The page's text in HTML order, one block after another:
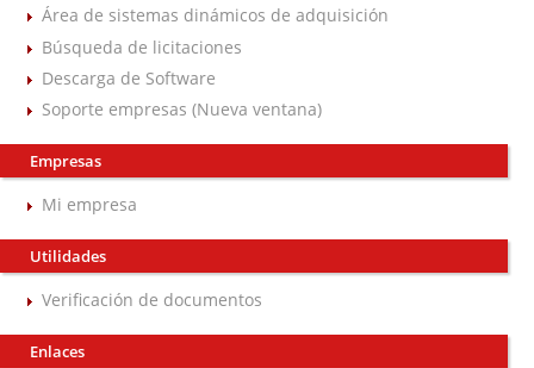
Área de sistemas dinámicos de adquisición
Búsqueda de licitaciones
Descarga de Software
Soporte empresas (Nueva ventana)
Empresas
Mi empresa
Utilidades
Verificación de documentos
Enlaces